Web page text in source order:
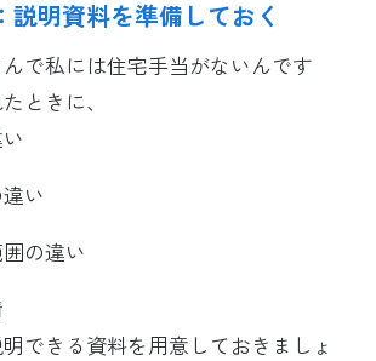
説明資料を準備しておく
で私には住宅手当がないんです
ときに、
い
の違い
できる資料を用意しておきましょ